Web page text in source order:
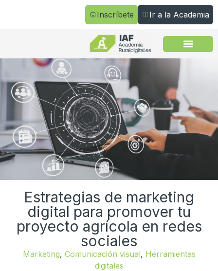
Inscríbete Ir a la Academia
Estrategias de marketing
digital para promover tu
proyecto agrícola en redes
sociales
Marketing, Comunicación visual, Herramientas
digitales